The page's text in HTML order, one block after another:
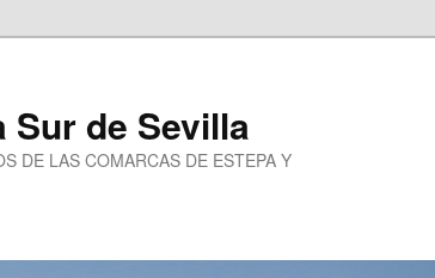
Sur de Sevilla
DE LAS COMARCAS DE ESTEPA Y